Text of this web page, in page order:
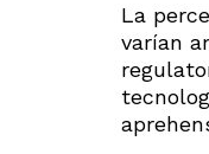
La
varían